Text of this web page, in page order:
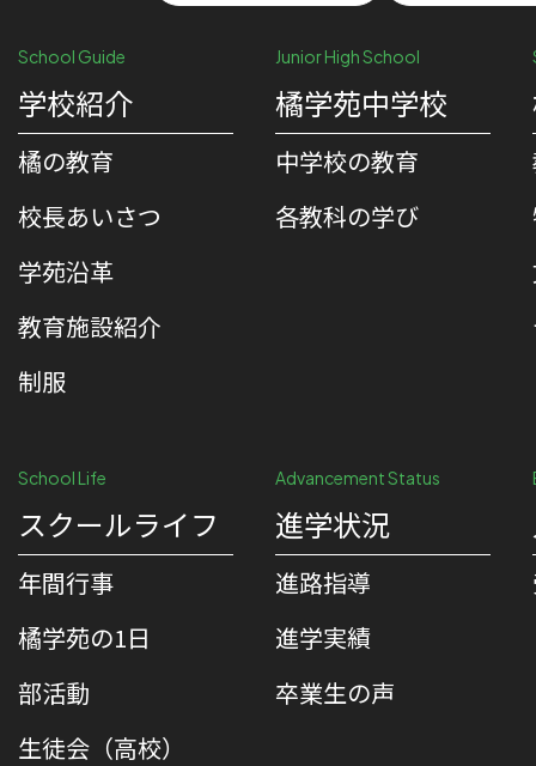
School Guide
学校紹介
橘の教育
校⻑あいさつ
学苑沿革
教育施設紹介
制服
Junior High School
橘学苑中学校
中学校の教育
各教科の学び
School Life
スクールライフ
年間行事
橘学苑の1⽇
部活動
生徒会（高校）
Advancement Status
進学状況
進路指導
進学実績
卒業生の声